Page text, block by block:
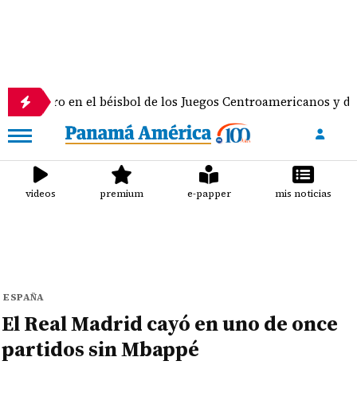
el béisbol de los Juegos Centroamericanos y del Caribe
videos premium e-papper mis noticias
ESPAÑA
El Real Madrid cayó en uno de once
partidos sin Mbappé